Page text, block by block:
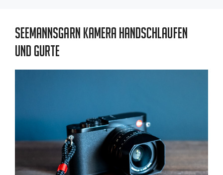
Seemannsgarn Kamera Handschlaufen
und Gurte